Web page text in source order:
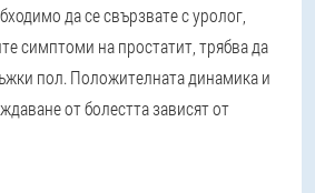
да се свързвате с уролог,
симптоми на простатит, трябва да
пол. Положителната динамика и
от болестта зависят от